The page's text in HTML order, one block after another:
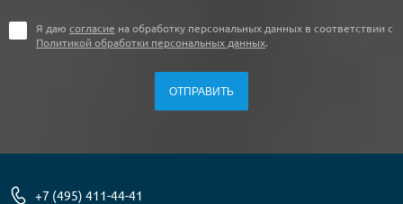
Я даю согласие на обработку персональных данных в соответствии с
Политикой обработки персональных данных
+7 (495) 411-44-41